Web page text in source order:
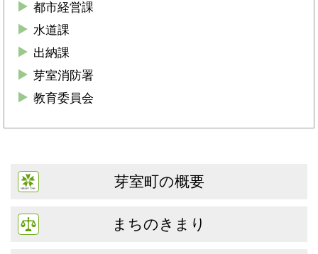
都市経営課
水道課
出納課
芽室消防署
教育委員会
芽室町の概要
まちのきまり